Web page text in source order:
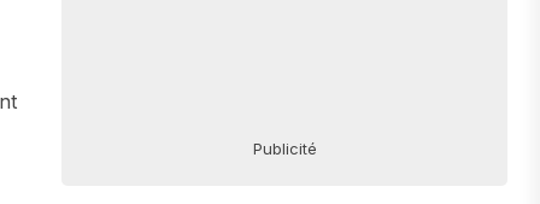
Publicité